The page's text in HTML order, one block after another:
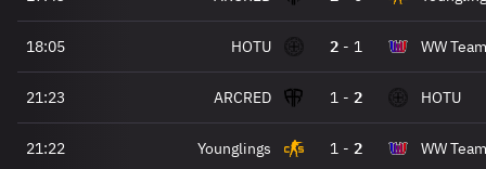
18:05 HOTU 2 - 1 WW Team
21:23 ARCRED 1 - 2 HOTU
21:22 Younglings 1 - 2 WW Team